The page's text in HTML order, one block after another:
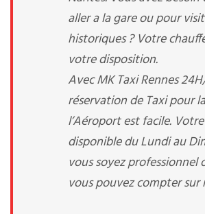
aller a la gare ou pour
historiques ? Votre
votre disposition.
Avec MK Taxi Rennes
réservation de Taxi pour
l’Aéroport est facile.
disponible du Lundi au
vous soyez professionnel
vous pouvez compter sur